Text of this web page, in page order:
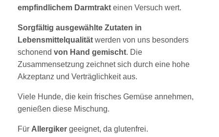
empfindlichem Darmtrakt einen Versuch wert.
Sorgfältig ausgewählte Zutaten in
Lebensmittelqualität werden von uns besonders
schonend von Hand gemischt. Die
Zusammensetzung zeichnet sich durch eine hohe
Akzeptanz und Verträglichkeit aus.
Viele Hunde, die kein frisches Gemüse annehmen,
genießen diese Mischung.
Für Allergiker geeignet, da glutenfrei.